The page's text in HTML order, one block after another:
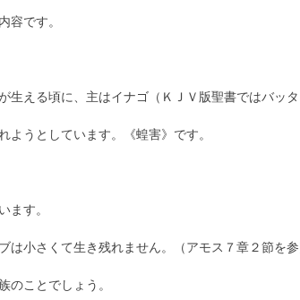
容です。
える頃に、主はイナゴ（ＫＪＶ版聖書ではバッタ
うとしています。《蝗害》です。
ます。
小さくて生き残れません。（アモス７章２節を参
のことでしょう。